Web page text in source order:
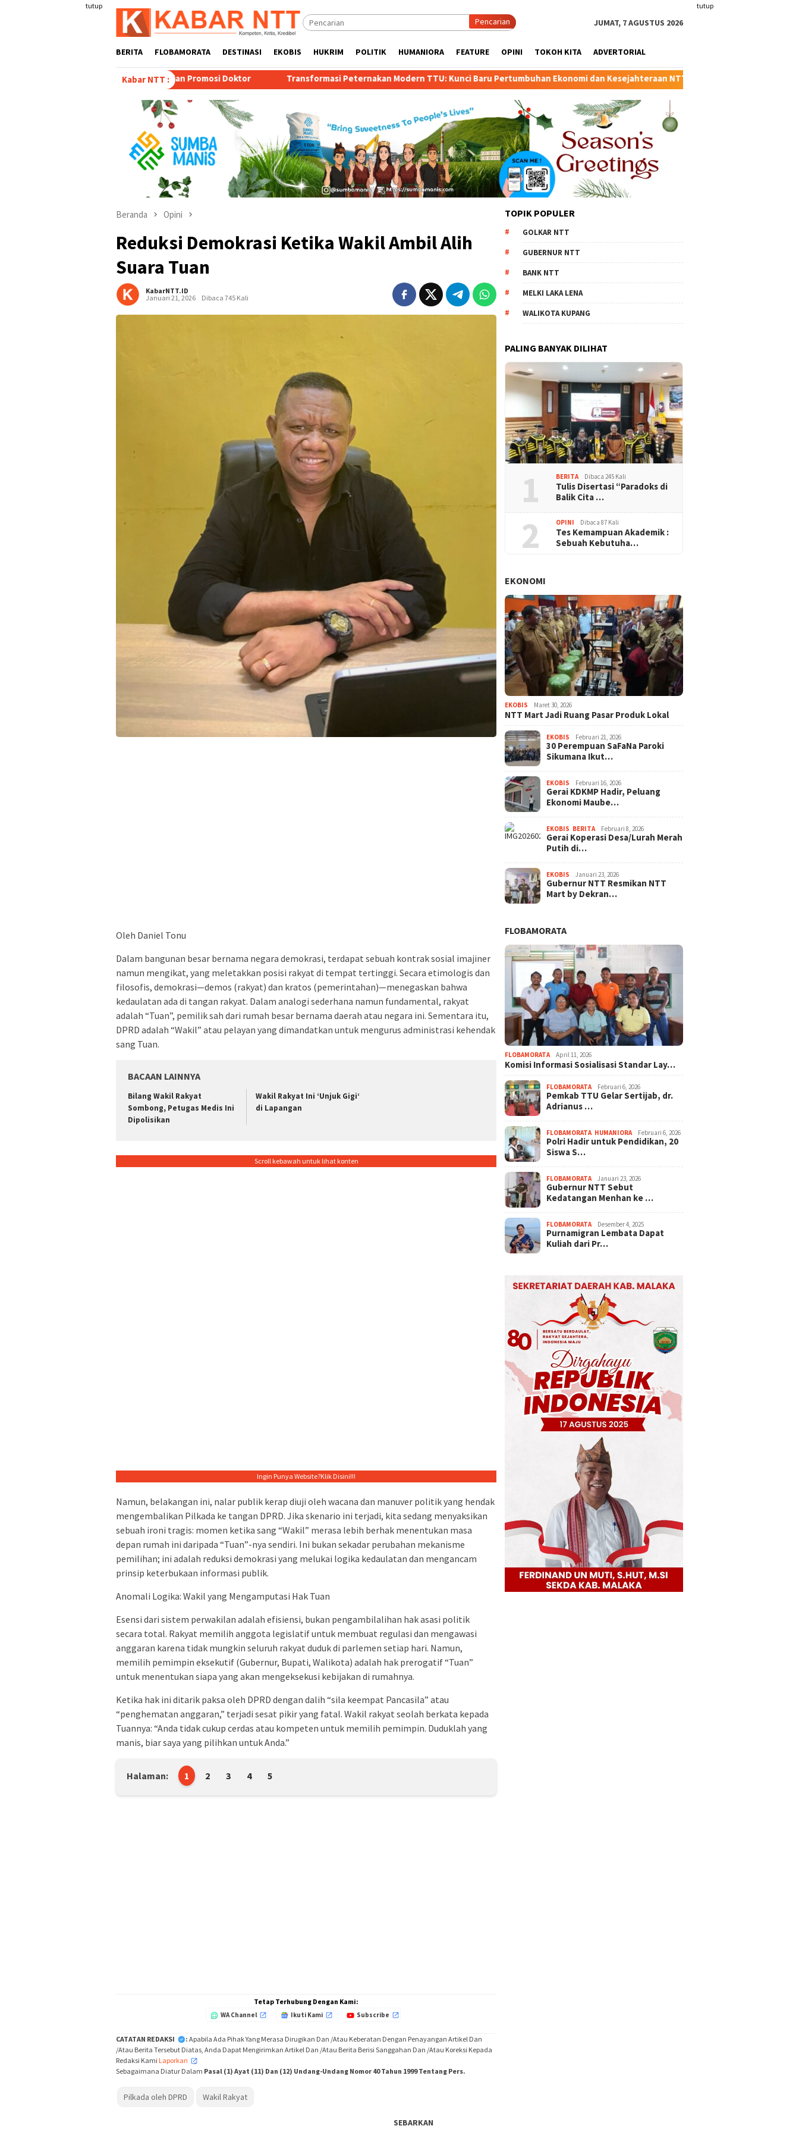
tutup tutup
Pencarian JUMAT, 7 AGUSTUS 2026
BERITA FLOBAMORATA DESTINASI EKOBIS HUKRIM POLITIK HUMANIORA FEATURE OPINI TOKOH KITA ADVERTORIAL
Kabar NTT :
Djogo Orasi Ujian Promosi Doktor Transformasi Peternakan Modern TTU: Kunci Baru Pertumbuhan Ekonomi dan Kesejahteraan NTT Sempat Viral di Facebook, Polemik Kades
Beranda Opini
Reduksi Demokrasi Ketika Wakil Ambil Alih
Suara Tuan
KabarNTT.ID
Januari 21, 2026
Dibaca 745 Kali
Oleh Daniel Tonu
Dalam bangunan besar bernama negara demokrasi, terdapat sebuah kontrak sosial imajiner
namun mengikat, yang meletakkan posisi rakyat di tempat tertinggi. Secara etimologis dan
filosofis, demokrasi—demos (rakyat) dan kratos (pemerintahan)—menegaskan bahwa
kedaulatan ada di tangan rakyat. Dalam analogi sederhana namun fundamental, rakyat
adalah “Tuan”, pemilik sah dari rumah besar bernama daerah atau negara ini. Sementara itu,
DPRD adalah “Wakil” atau pelayan yang dimandatkan untuk mengurus administrasi kehendak
sang Tuan.
BACAAN LAINNYA
Bilang Wakil Rakyat
Sombong, Petugas Medis Ini
Dipolisikan
Wakil Rakyat Ini ‘Unjuk Gigi‘
di Lapangan
Scroll kebawah untuk lihat konten
Ingin Punya Website?Klik Disini!!!
Namun, belakangan ini, nalar publik kerap diuji oleh wacana dan manuver politik yang hendak
mengembalikan Pilkada ke tangan DPRD. Jika skenario ini terjadi, kita sedang menyaksikan
sebuah ironi tragis: momen ketika sang “Wakil” merasa lebih berhak menentukan masa
depan rumah ini daripada “Tuan”-nya sendiri. Ini bukan sekadar perubahan mekanisme
pemilihan; ini adalah reduksi demokrasi yang melukai logika kedaulatan dan mengancam
prinsip keterbukaan informasi publik.
Anomali Logika: Wakil yang Mengamputasi Hak Tuan
Esensi dari sistem perwakilan adalah efisiensi, bukan pengambilalihan hak asasi politik
secara total. Rakyat memilih anggota legislatif untuk membuat regulasi dan mengawasi
anggaran karena tidak mungkin seluruh rakyat duduk di parlemen setiap hari. Namun,
memilih pemimpin eksekutif (Gubernur, Bupati, Walikota) adalah hak prerogatif “Tuan”
untuk menentukan siapa yang akan mengeksekusi kebijakan di rumahnya.
Ketika hak ini ditarik paksa oleh DPRD dengan dalih “sila keempat Pancasila” atau
“penghematan anggaran,” terjadi sesat pikir yang fatal. Wakil rakyat seolah berkata kepada
Tuannya: “Anda tidak cukup cerdas atau kompeten untuk memilih pemimpin. Duduklah yang
manis, biar saya yang pilihkan untuk Anda.”
Halaman: 1 2 3 4 5
Tetap Terhubung Dengan Kami:
WA Channel Ikuti Kami Subscribe
CATATAN REDAKSI : Apabila Ada Pihak Yang Merasa Dirugikan Dan /Atau Keberatan Dengan Penayangan Artikel Dan
/Atau Berita Tersebut Diatas, Anda Dapat Mengirimkan Artikel Dan /Atau Berita Berisi Sanggahan Dan /Atau Koreksi Kepada
Redaksi Kami Laporkan
,
Sebagaimana Diatur Dalam Pasal (1) Ayat (11) Dan (12) Undang-Undang Nomor 40 Tahun 1999 Tentang Pers.
Pilkada oleh DPRD Wakil Rakyat
SEBARKAN
TOPIK POPULER
GOLKAR NTT
GUBERNUR NTT
BANK NTT
MELKI LAKA LENA
WALIKOTA KUPANG
PALING BANYAK DILIHAT
1 BERITA Dibaca 245 Kali
Tulis Disertasi “Paradoks di
Balik Cita …
2 OPINI Dibaca 87 Kali
Tes Kemampuan Akademik :
Sebuah Kebutuha…
EKONOMI
EKOBIS Maret 30, 2026
NTT Mart Jadi Ruang Pasar Produk Lokal
EKOBIS Februari 21, 2026
30 Perempuan SaFaNa Paroki
Sikumana Ikut…
EKOBIS Februari 16, 2026
Gerai KDKMP Hadir, Peluang
Ekonomi Maube…
EKOBIS BERITA Februari 8, 2026
Gerai Koperasi Desa/Lurah Merah
Putih di…
EKOBIS Januari 23, 2026
Gubernur NTT Resmikan NTT
Mart by Dekran…
FLOBAMORATA
FLOBAMORATA April 11, 2026
Komisi Informasi Sosialisasi Standar Lay…
FLOBAMORATA Februari 6, 2026
Pemkab TTU Gelar Sertijab, dr.
Adrianus …
FLOBAMORATA, HUMANIORA Februari 6, 2026
Polri Hadir untuk Pendidikan, 20
Siswa S…
FLOBAMORATA Januari 23, 2026
Gubernur NTT Sebut
Kedatangan Menhan ke …
FLOBAMORATA Desember 4, 2025
Purnamigran Lembata Dapat
Kuliah dari Pr…